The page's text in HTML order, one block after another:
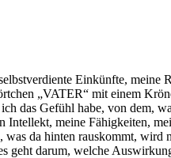
Einkünfte, meine
„VATER“ mit einem
das Gefühl habe, von dem,
meine Fähigkeiten,
da hinten rauskommt, wird
geht darum, welche